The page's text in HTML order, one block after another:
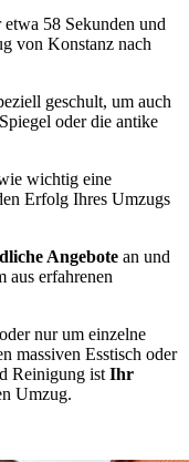
58 Sekunden und
von Konstanz nach
geschult, um auch
oder die antike
wichtig eine
Erfolg Ihres Umzugs
Angebote an und
aus erfahrenen
nur um einzelne
massiven Esstisch oder
Reinigung ist Ihr
Umzug.